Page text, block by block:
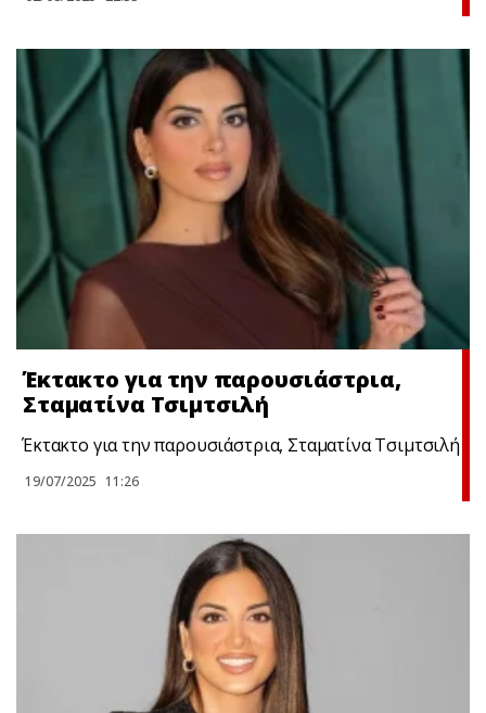
Έκτακτo για την παρουσιάστρια,
Σταματίνα Τσιμτσιλή
Έκτακτo για την παρουσιάστρια, Σταματίνα Τσιμτσιλή
19/07/2025 11:26